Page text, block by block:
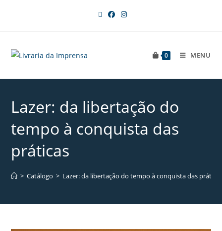
0 MENU
Lazer: da libertação do
tempo à conquista das
práticas
> Catálogo > Lazer: da libertação do tempo à conquista das